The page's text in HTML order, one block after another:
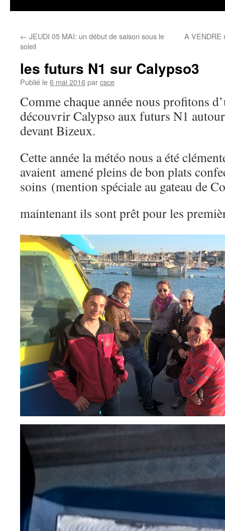
← JEUDI 05 MAI: un début de saison sous le
soleil
A VENDRE
les futurs N1 sur Calypso3
Publié le6 mai 2016parcsce
Comme chaque année nous profitons
découvrir Calypso aux futurs N1
devant Bizeux.
Cette année la météo nous a été
avaient amené pleins de bon plats
soins (mention spéciale au gateau de
maintenant ils sont prêt pour les